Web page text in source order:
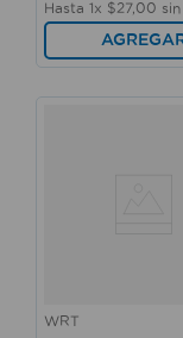
Hasta 1x $27, 00
WRT